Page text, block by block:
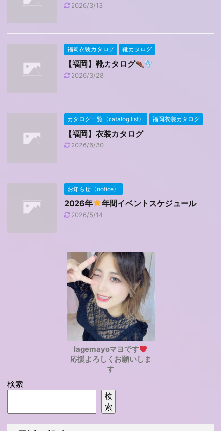
2026/3/13
福岡衣装カタログ 靴カタログ
【福岡】靴カタログ
2026/3/28
カタログ一覧〈catalog list〉 福岡衣装カタログ
【福岡】衣装カタログ
2026/6/30
お知らせ〈notice〉
2026年 年間イベントスケジュール
2026/5/14
lagemayoマヨです
応援よろしくお願いしま
す
検索
検
索